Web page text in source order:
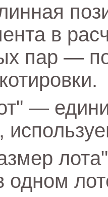
в
пар —
—
одном